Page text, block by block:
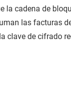
la cadena de
las facturas
clave de cifrado